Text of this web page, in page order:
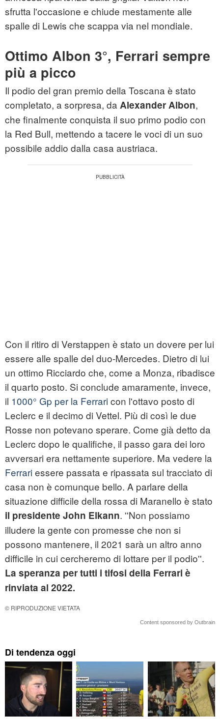
sfrutta l'occasione e chiude mestamente alle
spalle di Lewis che scappa via nel mondiale.
Ottimo Albon 3°, Ferrari sempre
più a picco
Il podio del gran premio della Toscana è stato
completato, a sorpresa, da Alexander Albon,
che finalmente conquista il suo primo podio con
la Red Bull, mettendo a tacere le voci di un suo
possibile addio dalla casa austriaca.
Con il ritiro di Verstappen è stato un dovere per lui
essere alle spalle del duo-Mercedes. Dietro di lui
un ottimo Ricciardo che, come a Monza, ribadisce
il quarto posto. Si conclude amaramente, invece,
il 1000° Gp per la Ferraricon l'ottavo posto di
Leclerc e il decimo di Vettel. Più di così le due
Rosse non potevano sperare. Come già detto da
Leclerc dopo le qualifiche, il passo gara dei loro
avversari era nettamente superiore. Ma vedere la
Ferrariessere passata e ripassata sul tracciato di
casa non è comunque bello. A parlare della
situazione difficile della rossa di Maranello è stato
il presidente John Elkann. ''Non possiamo
illudere la gente con promesse che non si
possono mantenere, il 2021 sarà un altro anno
difficile in cui cercheremo di lottare per il podio''.
La speranza per tutti i tifosi della Ferrari è
rinviata al 2022.
© RIPRODUZIONE VIETATA
Content sponsored by Outbrain
Di tendenza oggi